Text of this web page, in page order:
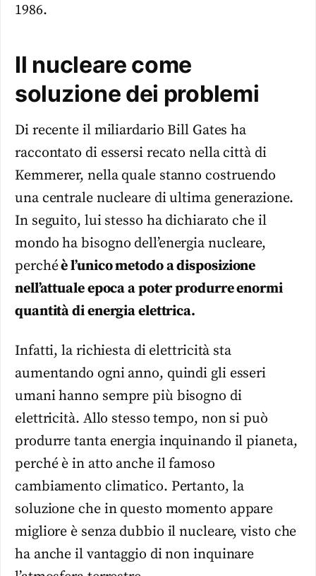
1986.
Il nucleare come
soluzione dei problemi
Di recente il miliardario Bill Gates ha
raccontato di essersi recato nella città di
Kemmerer, nella quale stanno costruendo
una centrale nucleare di ultima generazione.
In seguito, lui stesso ha dichiarato che il
mondo ha bisogno dell’energia nucleare,
perchéè l’unico metodo a disposizione
nell’attuale epoca a poter produrre enormi
quantità di energia elettrica.
Infatti, la richiesta di elettricità sta
aumentando ogni anno, quindi gli esseri
umani hanno sempre più bisogno di
elettricità. Allo stesso tempo, non si può
produrre tanta energia inquinando il pianeta,
perché è in atto anche il famoso
cambiamento climatico. Pertanto, la
soluzione che in questo momento appare
migliore è senza dubbio il nucleare, visto che
ha anche il vantaggio di non inquinare